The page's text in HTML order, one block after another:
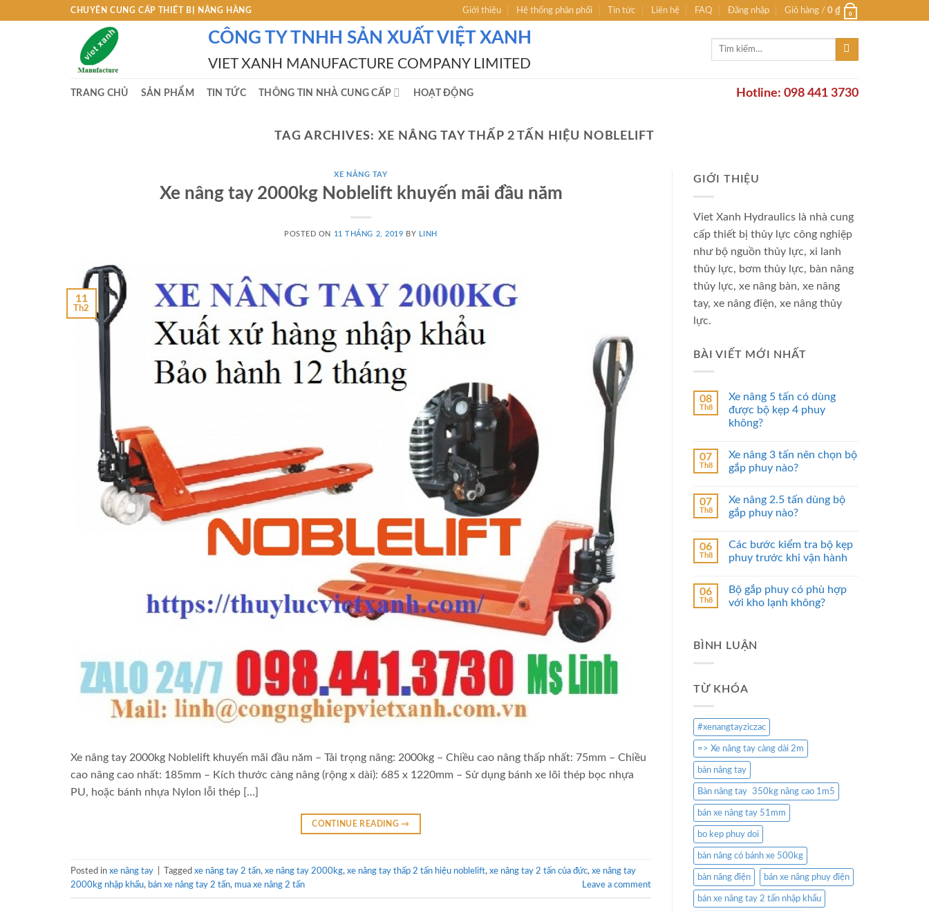
CHUYÊN CUNG CẤP THIẾT BỊ NÂNG HÀNG Giới thiệu Hệ thống phân phối Tin tức Liên hệ FAQ Đăng nhập Giỏ hàng / 0 ₫ 0
CÔNG TY TNHH SẢN XUẤT VIỆT XANH
VIET XANH MANUFACTURE COMPANY LIMITED
Tìm
TRANG CHỦ SẢN PHẨM TIN TỨC THÔNG TIN NHÀ CUNG CẤP HOẠT ĐỘNG Hotline: 098 441 3730
TAG ARCHIVES: XE NÂNG TAY THẤP 2 TẤN HIỆU NOBLELIFT
XE NÂNG TAY
Xe nâng tay 2000kg Noblelift khuyến mãi đầu năm
POSTED ON 11 THÁNG 2, 2019 BY LINH
11
Th2
Xe nâng tay 2000kg Noblelift khuyến mãi đầu năm – Tải trọng nâng: 2000kg – Chiều cao nâng thấp nhất: 75mm – Chiều
cao nâng cao nhất: 185mm – Kích thước càng nâng (rộng x dài): 685 x 1220mm – Sử dụng bánh xe lõi thép bọc nhựa
PU, hoặc bánh nhựa Nylon lỗi thép […]
CONTINUE READING→
Posted in xe nâng tay Tagged xe nâng tay 2 tấn, xe nâng tay 2000kg, xe nâng tay thấp 2 tấn hiệu noblelift, xe nâng tay 2 tấn của đức, xe nâng tay
2000kg nhập khẩu, bán xe nâng tay 2 tấn, mua xe nâng 2 tấn Leave a comment
GIỚI THIỆU
Viet Xanh Hydraulics là nhà cung
cấp thiết bị thủy lực công nghiệp
như bộ nguồn thủy lực, xi lanh
thủy lực, bơm thủy lực, bàn nâng
thủy lực, xe nâng bàn, xe nâng
tay, xe nâng điện, xe nâng thủy
lực.
BÀI VIẾT MỚI NHẤT
08
Th8
Xe nâng 5 tấn có dùng
được bộ kẹp 4 phuy
không?
07
Th8
Xe nâng 3 tấn nên chọn bộ
gắp phuy nào?
07
Th8
Xe nâng 2.5 tấn dùng bộ
gắp phuy nào?
06
Th8
Các bước kiểm tra bộ kẹp
phuy trước khi vận hành
06
Th8
Bộ gắp phuy có phù hợp
với kho lạnh không?
BÌNH LUẬN
TỪ KHÓA
#xenangtayziczac
=> Xe nâng tay càng dài 2m
bàn nâng tay
Bàn nâng tay 350kg nâng cao 1m5
bán xe nâng tay 51mm
bo kep phuy doi
bàn nâng có bánh xe 500kg
bàn nâng điện bán xe nâng phuy điện
bán xe nâng tay 2 tấn nhập khẩu